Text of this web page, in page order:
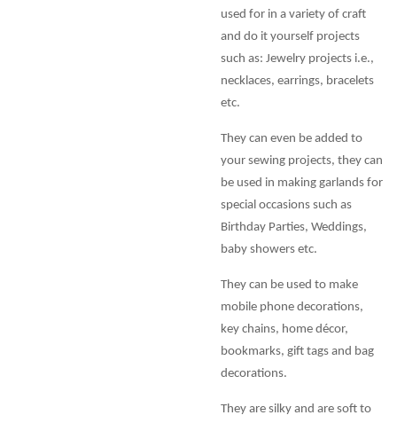
used for in a variety of craft
and do it yourself projects
such as: Jewelry projects i.e.,
necklaces, earrings, bracelets
etc.
They can even be added to
your sewing projects, they can
be used in making garlands for
special occasions such as
Birthday Parties, Weddings,
baby showers etc.
They can be used to make
mobile phone decorations,
key chains, home décor,
bookmarks, gift tags and bag
decorations.
They are silky and are soft to